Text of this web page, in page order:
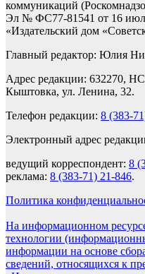
коммуникаций
Эл № ФС77-81541 от 16
«Издательский дом
Главный редактор: Юлия
Адрес редакции: 632270,
Кыштовка, ул. Ленина, 32.
Телефон редакции: 8 (383-
Электронный адрес
ведущий корреспондент: 8
реклама: 8 (383-71) 21-846.
Политика
На информационном
технологии
информации на основе
сведений, относящихся к